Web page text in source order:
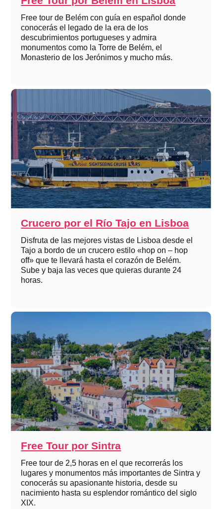
Free tour de Belém con guía en español donde
conocerás el legado de la era de los
descubrimientos portugueses y admira
monumentos como la Torre de Belém, el
Monasterio de los Jerónimos y mucho más.
Crucero por el Río Tajo en Lisboa
Disfruta de las mejores vistas de Lisboa desde el
Tajo a bordo de un crucero estilo «hop on – hop
off» que te llevará hasta el corazón de Belém.
Sube y baja las veces que quieras durante 24
horas.
Free Tour por Sintra
Free tour de 2,5 horas en el que recorrerás los
lugares y monumentos más importantes de Sintra y
conocerás su apasionante historia, desde su
nacimiento hasta su esplendor romántico del siglo
XIX.